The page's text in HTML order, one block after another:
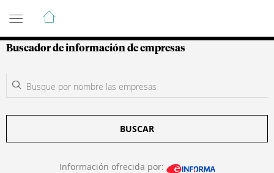
Guía de Empresas Colombianas
Buscador de información de empresas
BUSCAR
Información ofrecida por: